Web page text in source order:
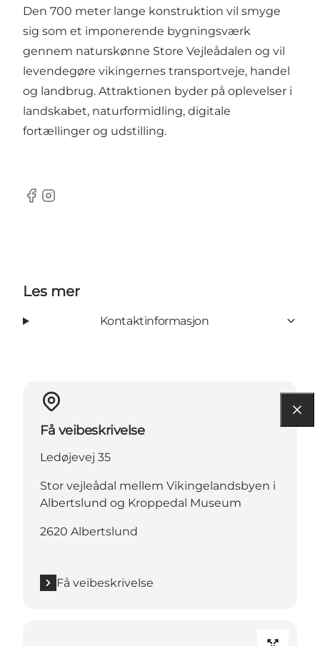
Den 700 meter lange konstruktion vil smyge
sig som et imponerende bygningsværk
gennem naturskønne Store Vejleådalen og vil
levendegøre vikingernes transportveje, handel
og landbrug. Attraktionen byder på oplevelser i
landskabet, naturformidling, digitale
fortællinger og udstilling.
Facebook
Instagram
Les mer
Kontaktinformasjon
Få veibeskrivelse
Ledøjevej 35
Stor vejleådal mellem Vikingelandsbyen i
Albertslund og Kroppedal Museum
2620 Albertslund
Få veibeskrivelse